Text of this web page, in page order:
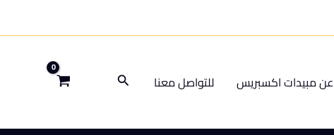
عن مبيدات اكسبريس للتواصل معنا البحث